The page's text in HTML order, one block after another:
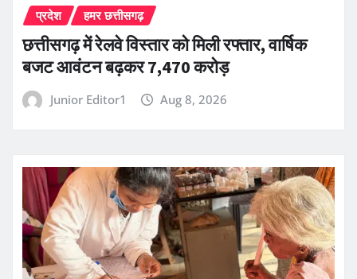
प्रदेश हमर छत्तीसगढ़
छत्तीसगढ़ में रेलवे विस्तार को मिली रफ्तार, वार्षिक
बजट आवंटन बढ़कर 7,470 करोड़
Junior Editor1 Aug 8, 2026